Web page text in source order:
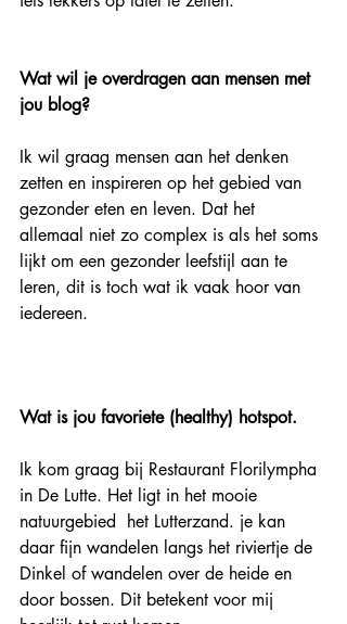
Wat wil je overdragen aan mensen met
jou blog?
Ik wil graag mensen aan het denken
zetten en inspireren op het gebied van
gezonder eten en leven. Dat het
allemaal niet zo complex is als het soms
lijkt om een gezonder leefstijl aan te
leren, dit is toch wat ik vaak hoor van
iedereen.
Wat is jou favoriete (healthy) hotspot.
Ik kom graag bij Restaurant Florilympha
in De Lutte. Het ligt in het mooie
natuurgebied  het Lutterzand. je kan
daar fijn wandelen langs het riviertje de
Dinkel of wandelen over de heide en
door bossen. Dit betekent voor mij